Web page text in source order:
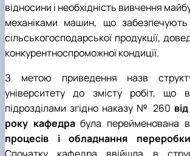
відносини і необхідність вивчення
механіками машин, що забезпечують
сільськогосподарської продукції,
конкурентноспроможної кондиції.
З метою приведення назв
університету до змісту робіт, що
підрозділами згідно наказу № 260
року кафедрабула перейменована
процесів і обладнання